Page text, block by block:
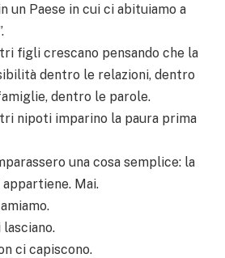
un Paese in cui ci abituiamo a
figli crescano pensando che la
dentro le relazioni, dentro
dentro le parole.
nipoti imparino la paura prima
una cosa semplice: la
Mai.
ci capiscono.